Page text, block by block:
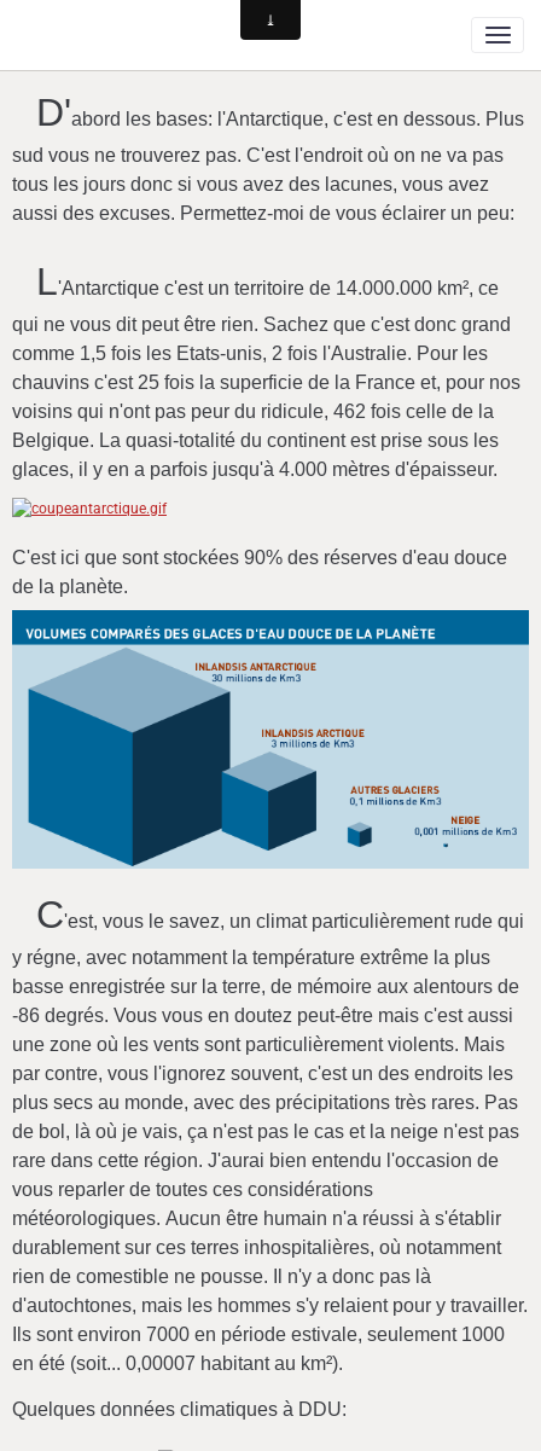
D'abord les bases: l'Antarctique, c'est en dessous. Plus
sud vous ne trouverez pas. C'est l'endroit où on ne va pas
tous les jours donc si vous avez des lacunes, vous avez
aussi des excuses. Permettez-moi de vous éclairer un peu:
L'Antarctique c'est un territoire de 14.000.000 km², ce
qui ne vous dit peut être rien. Sachez que c'est donc grand
comme 1,5 fois les Etats-unis, 2 fois l'Australie. Pour les
chauvins c'est 25 fois la superficie de la France et, pour nos
voisins qui n'ont pas peur du ridicule, 462 fois celle de la
Belgique. La quasi-totalité du continent est prise sous les
glaces, il y en a parfois jusqu'à 4.000 mètres d'épaisseur.
C'est ici que sont stockées 90% des réserves d'eau douce
de la planète.
C'est, vous le savez, un climat particulièrement rude qui
y régne, avec notamment la température extrême la plus
basse enregistrée sur la terre, de mémoire aux alentours de
-86 degrés. Vous vous en doutez peut-être mais c'est aussi
une zone où les vents sont particulièrement violents. Mais
par contre, vous l'ignorez souvent, c'est un des endroits les
plus secs au monde, avec des précipitations très rares. Pas
de bol, là où je vais, ça n'est pas le cas et la neige n'est pas
rare dans cette région. J'aurai bien entendu l'occasion de
vous reparler de toutes ces considérations
météorologiques. Aucun être humain n'a réussi à s'établir
durablement sur ces terres inhospitalières, où notamment
rien de comestible ne pousse. Il n'y a donc pas là
d'autochtones, mais les hommes s'y relaient pour y travailler.
Ils sont environ 7000 en période estivale, seulement 1000
en été (soit... 0,00007 habitant au km²).
Quelques données climatiques à DDU: